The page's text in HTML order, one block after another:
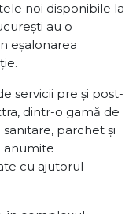
noi disponibile la
au o
eșalonarea
servicii pre și post-
dintr-o gamă de
parchet și
anumite
cu ajutorul